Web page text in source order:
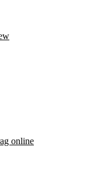
online